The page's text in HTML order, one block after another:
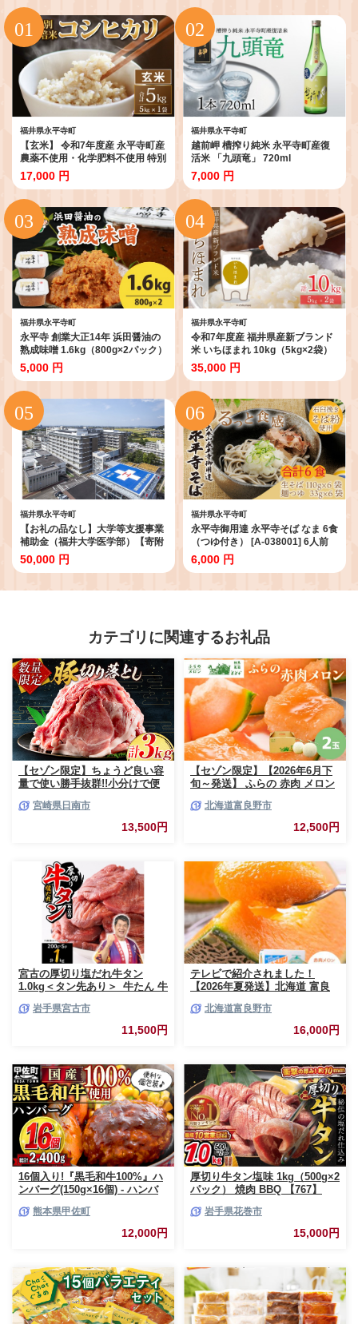
福井県永平寺町
【玄米】 令和7年度産 永平寺町産
農薬不使用・化学肥料不使用 特別
栽培米 コシヒカリ 5kg [B-
033056] / 無農薬 減農薬 こしひか
り 特別栽培 米 お米 5キロ 米 米 お
米 コメ 送料無料 こしひかり 福井
17,000 円
福井県永平寺町
越前岬 槽搾り純米 永平寺町産復
活米 「九頭竜」 720ml
7,000 円
福井県永平寺町
永平寺 創業大正14年 浜田醤油の
熟成味噌 1.6kg（800g×2パック）
[A-014015] / お味噌 味噌汁 味噌
みそ 2個 天然熟成 米みそ 米味噌
米糀 米麹 糀味噌 麹味噌 麹 おみそ
米麹味噌 米糀味噌 米麹みそ 米糀
みそ 大豆
5,000 円
福井県永平寺町
令和7年度産 福井県産新ブランド
米 いちほまれ 10kg（5kg×2袋）
[B-002027] / 米 お米 こめ コメ 10
キロ 福井 特A 5キロ 5kg 令和7年
令和七年 7年度産 7年度 令和7年
度 白米 精米 ブランド 単一米
35,000 円
福井県永平寺町
【お礼の品なし】大学等支援事業
補助金（福井大学医学部）【寄附
金額 50,000円】[F-037003]
50,000 円
福井県永平寺町
永平寺御用達 永平寺そば なま 6食
（つゆ付き） [A-038001] 6人前
蕎麦 そば ソバ 麺 国産 年越しそば
冷蔵 生蕎麦 生そば 年越し 大晦日
6,000 円
カテゴリに関連するお礼品
【セゾン限定】ちょうど良い容
量で使い勝手抜群!!小分けで便
3kg お肉 豚肉 ポーク 国産 小分
け 真空パック 個包装 万能食材
おすすめ おかず 食品 炒め物 お
ぶ 焼肉 お祝い 記念日 ギフト
贈り物 贈答 プレゼント おすそ
分け 宮崎県 日南市 送料無料
_BCV1-24
宮崎県日南市
13,500円
【セゾン限定】【2026年6月下
旬～発送】 ふらの 赤肉 メロン
市 (相馬農園) メロン フルーツ
果物 新鮮 甘い 贈り物 ギフト
道産 ジューシー おやつ ふらの
北海道富良野市
12,500円
宮古の厚切り塩だれ牛タン
1.0kg＜タン先あり＞_牛たん 牛
厚切り牛タン【1181948】
岩手県宮古市
11,500円
テレビで紹介されました！
【2026年夏発送】北海道 富良
上 大玉サイズ メロン
北海道富良野市
16,000円
16個入り!『黒毛和牛100%』ハ
ンバーグ(150g×16個) - ハンバ
個包装 小分け 人気 牛肉100%
黒毛和牛 冷凍 国産 おすすめ ラ
ンキング 和牛 お取り寄せ 焼く
産牛 総菜 甲佐町【価格改定】X
熊本県甲佐町
12,000円
厚切り牛タン塩味 1kg（500g×2
パック） 焼肉 BBQ 【767】
岩手県花巻市
15,000円